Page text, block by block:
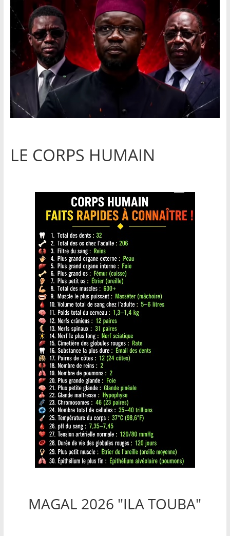
LE CORPS HUMAIN
MAGAL 2026 "ILA TOUBA"